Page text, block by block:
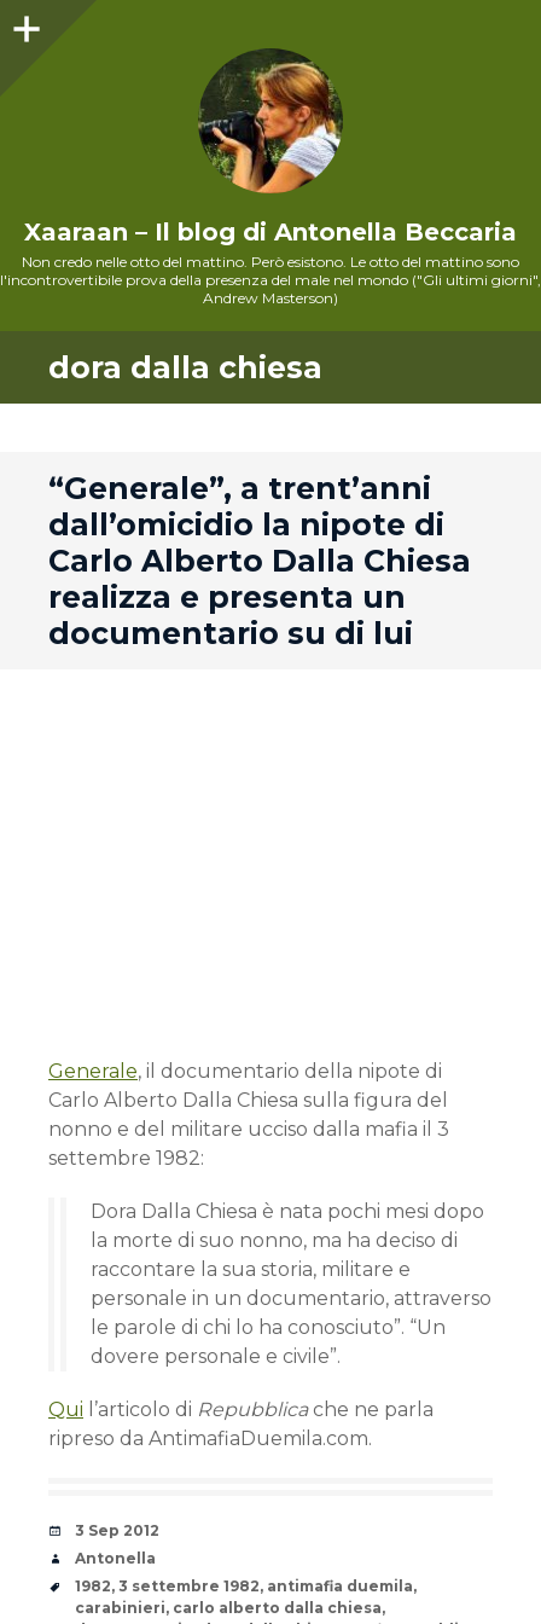
Xaaraan – Il blog di Antonella Beccaria
Non credo nelle otto del mattino. Però esistono. Le otto del mattino sono
l'incontrovertibile prova della presenza del male nel mondo ("Gli ultimi giorni",
Andrew Masterson)
dora dalla chiesa
“Generale”, a trent’anni
dall’omicidio la nipote di
Carlo Alberto Dalla Chiesa
realizza e presenta un
documentario su di lui
Generale, il documentario della nipote di
Carlo Alberto Dalla Chiesa sulla figura del
nonno e del militare ucciso dalla mafia il 3
settembre 1982:
Dora Dalla Chiesa è nata pochi mesi dopo
la morte di suo nonno, ma ha deciso di
raccontare la sua storia, militare e
personale in un documentario, attraverso
le parole di chi lo ha conosciuto”. “Un
dovere personale e civile”.
Qui l’articolo di Repubblicache ne parla
ripreso da AntimafiaDuemila.com.
Date
3 Sep 2012
Author
Antonella
Tags
1982, 3 settembre 1982, antimafia duemila,
carabinieri, carlo alberto dalla chiesa,